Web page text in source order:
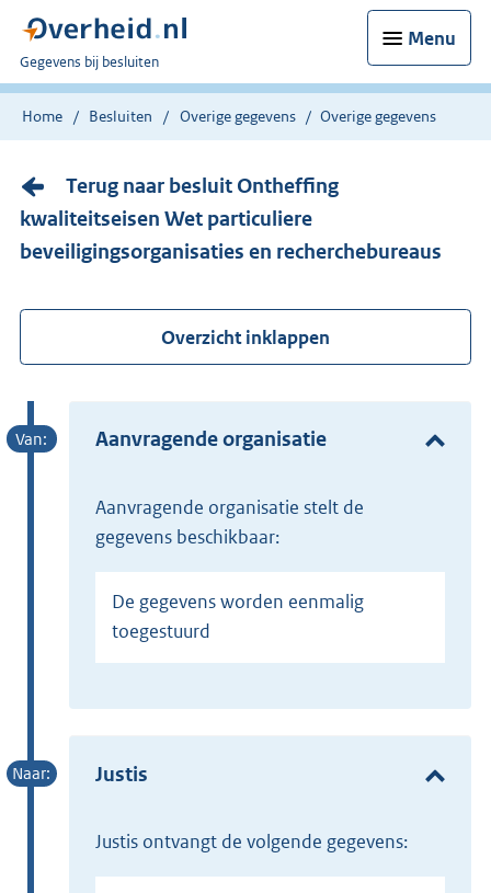
Menu
U
bent
nu
Gegevens bij besluiten
Home Besluiten Overige gegevens Overige gegevens
Terug naar besluit Ontheffing
kwaliteitseisen Wet particuliere
beveiligingsorganisaties en recherchebureaus
Overzicht inklappen
Aanvragende organisatie
Aanvragende organisatie stelt de
gegevens beschikbaar:
De gegevens worden eenmalig
toegestuurd
Justis
Justis ontvangt de volgende gegevens: